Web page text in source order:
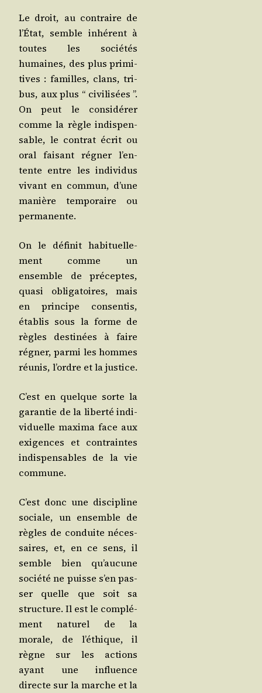
Le droit, au contraire de
l’É­tat, semble inhé­rent à
toutes les socié­tés
humaines, des plus pri­mi­
tives : familles, clans, tri­
bus, aux plus “ civi­li­sées ”.
On peut le consi­dé­rer
comme la règle indis­pen­
sable, le contrat écrit ou
oral fai­sant régner l’en­
tente entre les indi­vi­dus
vivant en com­mun, d’une
manière tem­po­raire ou
permanente.
On le défi­nit habi­tuel­le­
ment comme un
ensemble de pré­ceptes,
qua­si obli­ga­toires, mais
en prin­cipe consen­tis,
éta­blis sous la forme de
règles des­ti­nées à faire
régner, par­mi les hommes
réunis, l’ordre et la justice.
C’est en quelque sorte la
garan­tie de la liber­té indi­
vi­duelle maxi­ma face aux
exi­gences et contraintes
indis­pen­sables de la vie
commune.
C’est donc une dis­ci­pline
sociale, un ensemble de
règles de conduite néces­
saires, et, en ce sens, il
semble bien qu’au­cune
socié­té ne puisse s’en pas­
ser quelle que soit sa
struc­ture. Il est le com­plé­
ment natu­rel de la
morale, de l’é­thique, il
règne sur les actions
ayant une influence
directe sur la marche et la